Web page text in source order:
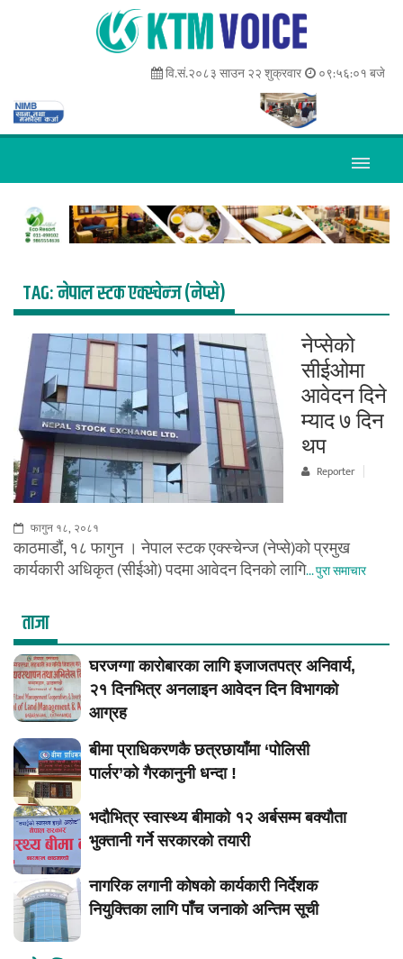
वि.सं.२०८३ साउन २२ शुक्रवार ०९:५६:०१ बजे
TAG:नेपाल स्टक एक्स्चेन्ज (नेप्से)
नेप्सेको
सीईओमा
आवेदन दिने
म्याद ७ दिन
थप
Reporter
फागुन १८, २०८१
काठमाडौं, १८ फागुन । नेपाल स्टक एक्स्चेन्ज (नेप्से)को प्रमुख
कार्यकारी अधिकृत (सीईओ) पदमा आवेदन दिनको लागि... पुरा समाचार
ताजा
घरजग्गा कारोबारका लागि इजाजतपत्र अनिवार्य,
२१ दिनभित्र अनलाइन आवेदन दिन विभागको
आग्रह
बीमा प्राधिकरणकै छत्रछायाँमा ‘पोलिसी
पार्लर’को गैरकानुनी धन्दा !
भदौभित्र स्वास्थ्य बीमाको १२ अर्बसम्म बक्यौता
भुक्तानी गर्ने सरकारको तयारी
नागरिक लगानी कोषको कार्यकारी निर्देशक
नियुक्तिका लागि पाँच जनाको अन्तिम सूची